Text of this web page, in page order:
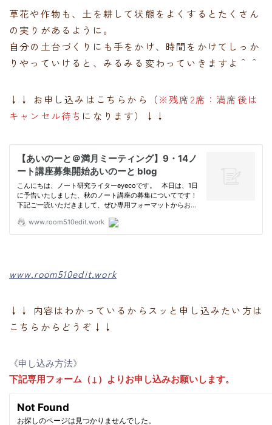
草花や作物も、土を耕して状態をよくするとたくさん
の実りがあるように。
自分の土台づくりにも手をかけ、時間をかけてしっか
りやっていけると、みるみる変わっていきますよ＾＾
↓↓ お申し込みはこちらから（※残席2席：満席後は
キャンセル待ち になります）↓↓
www.room510edit.work
↓↓ 内容はわかっているからスッと申し込みたい方は
こちらからどうぞ↓↓
《申し込み方法》
下記専用フォーム（↓）よりお申し込みお願いします。